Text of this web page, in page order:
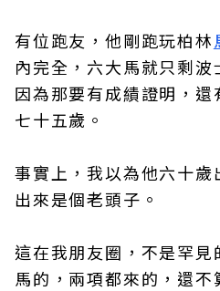
有位跑友，他剛跑玩柏林
內完全，六大馬就只剩波
因為那要有成績證明，還
七十五歲。
事實上，我以為他六十
出來是個老頭子。
這在我朋友圈，不是罕
馬的，兩項都來的，還